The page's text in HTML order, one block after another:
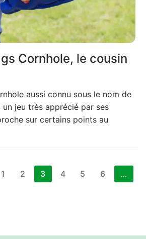
Cornhole, le cousin
aussi connu sous le nom de
jeu très apprécié par ses
sur certains points au
1 2 3 4 5 6
…